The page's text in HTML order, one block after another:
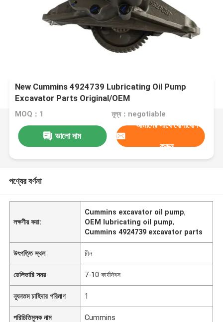
New Cummins 4924739 Lubricating Oil Pump
Excavator Parts Original/OEM
MOQ：1 মূল্য：negotiable
ভালো দাম
আমাদের সাথে যোগাযোগ
করুন
পণ্যের বর্ণনা
লক্ষণীয় করা:
Cummins excavator oil pump,
OEM lubricating oil pump,
Cummins 4924739 excavator parts
উৎপত্তি স্থল চীন
ডেলিভারি সময় 7-10 কার্যদিবস
ন্যূনতম চাহিদার পরিমাণ 1
পরিচিতিমুলক নাম Cummins